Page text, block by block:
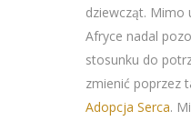
dziewcząt. Mimo
Afryce nadal
stosunku do
zmienić poprzez
Adopcja Serca.